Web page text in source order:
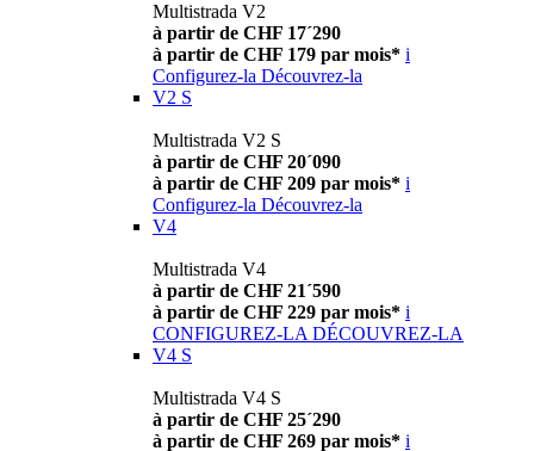
Multistrada V2
à partir de CHF 17´290
à partir de CHF 179 par mois* i
Configurez-la Découvrez-la
V2 S
Multistrada V2 S
à partir de CHF 20´090
à partir de CHF 209 par mois* i
Configurez-la Découvrez-la
V4
Multistrada V4
à partir de CHF 21´590
à partir de CHF 229 par mois* i
CONFIGUREZ-LA DÉCOUVREZ-LA
V4 S
Multistrada V4 S
à partir de CHF 25´290
à partir de CHF 269 par mois* i